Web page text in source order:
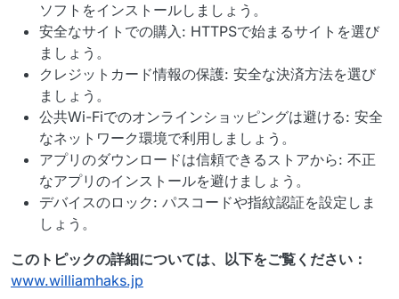
ソフトをインストールしましょう。
安全なサイトでの購入: HTTPSで始まるサイトを選び
ましょう。
クレジットカード情報の保護: 安全な決済方法を選び
ましょう。
公共Wi-Fiでのオンラインショッピングは避ける: 安全
なネットワーク環境で利用しましょう。
アプリのダウンロードは信頼できるストアから: 不正
なアプリのインストールを避けましょう。
デバイスのロック: パスコードや指紋認証を設定しま
しょう。
このトピックの詳細については、以下をご覧ください：
www.williamhaks.jp